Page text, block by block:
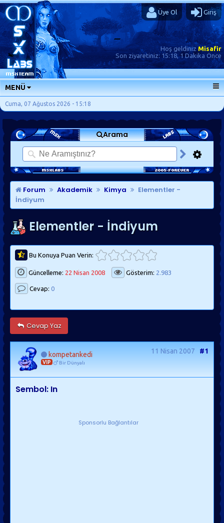
Üye Ol Giriş
Hoş geldinizMisafir
Son ziyaretiniz: 15:18, 1 Dakika Önce
MENÜ
ANA SAYFA
FORUMLAR
SORU-CEVAP
GÜNLÜKLER
SON MESAJLAR
KISAYOLLAR
Cuma, 07 Ağustos 2026 - 15:18
Arama
Forum Akademik Kimya
Elementler -
İndiyum
Elementler - İndiyum
Bu Konuya Puan Verin:
Güncelleme: 22 Nisan 2008 Gösterim: 2.983
Cevap: 0
Cevap Yaz
kompetankedi
VIP Bir Dünyalı
11 Nisan 2007 #1
Sembol: In
Sponsorlu Bağlantılar